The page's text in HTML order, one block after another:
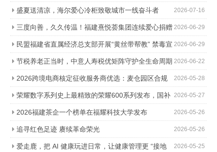
科学坐月子 2026-07-16
盛夏送清凉，海尔爱心冷柜致敬城市一线奋斗者
2026-06-29
三度向善，久久传温！福建熹悦荟集团连续爱心捐赠
助力金秋助学 2026-06-29
民盟福建省直属经济总支部开展“黄丝带帮教” 禁毒宣
传进社区活动 2026-06-22
节税养老正当时，中意人寿税优矩阵守护全生命周期
2026-05-28
2026跨境电商核定征收服务商优选：麦仓园区合规
降负，轻松降本增效 2026-05-27
荣耀数字系列史上最精致的荣耀600系列发布，国补
价2294.15元起 2026-05-26
2026福建茶企一个榜单在福耀科技大学发布
2026-05-26
追寻红色足迹 赓续革命荣光
2026-05-25
爱走鹿，把 AI 健康玩进日常，让健康管理更 “接地